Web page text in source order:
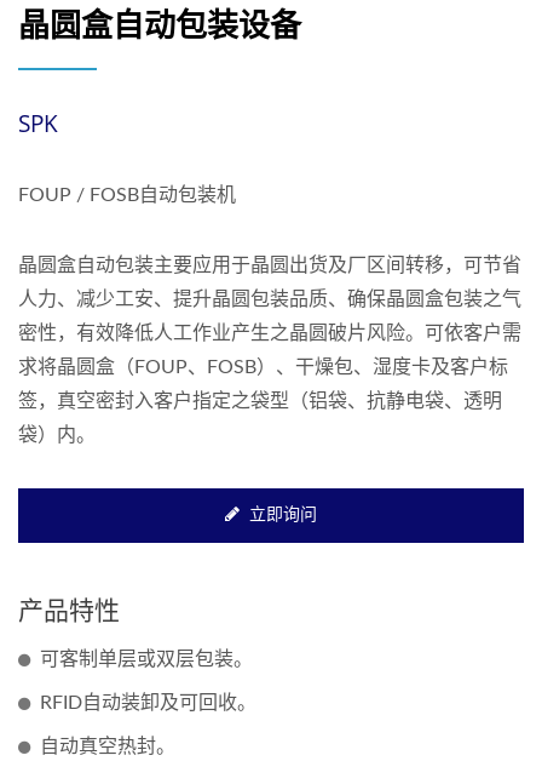
晶圆盒自动包装设备
SPK
FOUP / FOSB自动包装机
晶圆盒自动包装主要应用于晶圆出货及厂区间转移，可节省
人力、减少工安、提升晶圆包装品质、确保晶圆盒包装之气
密性，有效降低人工作业产生之晶圆破片风险。可依客户需
求将晶圆盒（FOUP、FOSB）、干燥包、湿度卡及客户标
签，真空密封入客户指定之袋型（铝袋、抗静电袋、透明
袋）内。
立即询问
产品特性
可客制单层或双层包装。
RFID自动装卸及可回收。
自动真空热封。